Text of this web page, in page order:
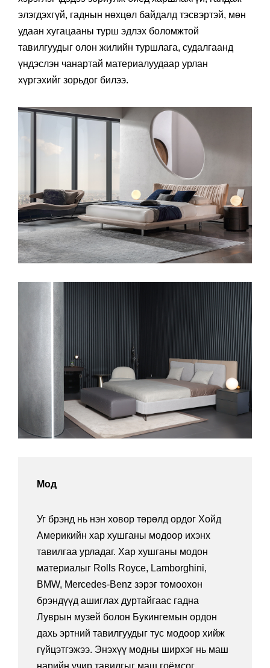
элэгдэхгүй, гаднын нөхцөл байдалд тэсвэртэй, мөн
удаан хугацааны турш эдлэх боломжтой
тавилгуудыг олон жилийн туршлага, судалгаанд
үндэслэн чанартай материалуудаар урлан
хүргэхийг зорьдог билээ.
Мод
Уг брэнд нь нэн ховор төрөлд ордог Хойд
Америкийн хар хушганы модоор ихэнх
тавилгаа урладаг. Хар хушганы модон
материалыг Rolls Royce, Lamborghini,
BMW, Mercedes-Benz зэрэг томоохон
брэндүүд ашиглах дуртайгаас гадна
Луврын музей болон Букингемын ордон
дахь эртний тавилгуудыг тус модоор хийж
гүйцэтгэжээ. Энэхүү модны ширхэг нь маш
нарийн учир тавилгыг маш гоёмсог,